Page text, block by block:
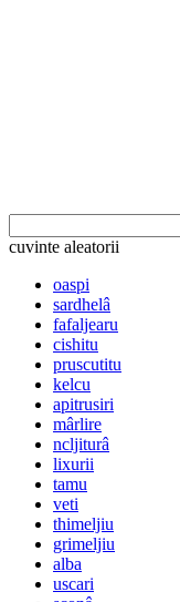
cuvinte aleatorii
oaspi
sardhelâ
fafaljearu
cishitu
pruscutitu
kelcu
apitrusiri
mârlire
ncljiturâ
lixurii
tamu
veti
thimeljiu
grimeljiu
alba
uscari